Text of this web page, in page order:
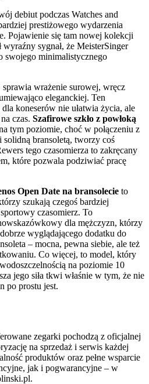
debiut podczas Watches and
prestiżowego wydarzenia
Pojawienie się tam nowej kolekcji
sygnał, że MeisterSinger
swojego minimalistycznego
wrażenie surowej, wręcz
eleganckiej. Ten
koneserów nie ułatwia życia, ale
czas. Szafirowe szkło z powłoką
tym poziomie, choć w połączeniu z
bransoletą, tworzy coś
tego czasomierza to zakręcany
które pozwala podziwiać pracę
Open Date na bransolecie to
szukają czegoś bardziej
czasomierz. To
dla mężczyzn, którzy
wyglądającego dodatku do
– mocna, pewna siebie, ale też
Co więcej, to model, który
na poziomie 10
jego siła tkwi właśnie w tym, że nie
po prostu jest.
zegarki pochodzą z oficjalnej
na sprzedaż i serwis każdej
produktów oraz pełne wsparcie
jak i pogwarancyjne – w